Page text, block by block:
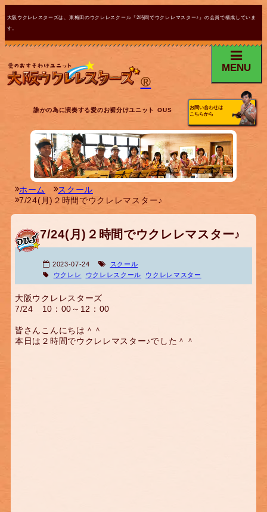
大阪ウクレレスターズは、東梅田のウクレレスクール『2時間でウクレレマスター♪』の会員で構成していま
す。
®
MENU
誰かの為に演奏する愛のお裾分けユニット OUS
お問い合わせは
こちらから
ホーム
スクール
7/24(月)２時間でウクレレマスター♪
7/24(月)２時間でウクレレマスター♪
2023-07-24
スクール
ウクレレ
ウクレレスクール ウクレレマスター
大阪ウクレレスターズ
7/24 10：00～12：00
皆さんこんにちは＾＾
本日は２時間でウクレレマスター♪でした＾＾